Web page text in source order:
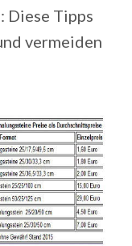
Diese Tipps
vermeiden